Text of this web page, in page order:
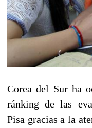
Corea del Sur ha
ránking de las
Pisa gracias a la